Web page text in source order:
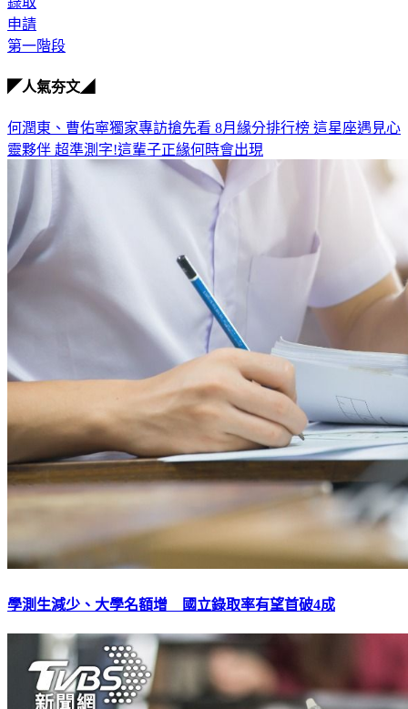
申請
第一階段
◤人氣夯文◢
何潤東、曹佑寧獨家專訪搶先看 8月緣分排行榜 這星座遇見心
靈夥伴 超準測字!這輩子正緣何時會出現
學測生減少、大學名額增 國立錄取率有望首破4成